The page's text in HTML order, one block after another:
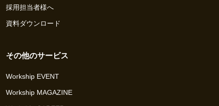
採用担当者様へ
資料ダウンロード
その他のサービス
Workship EVENT
Workship MAGAZINE